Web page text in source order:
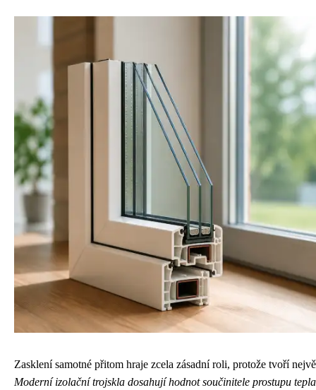
Zasklení samotné přitom hraje zcela zásadní roli, protože tvoří
Moderní izolační trojskla dosahují hodnot součinitele prostupu